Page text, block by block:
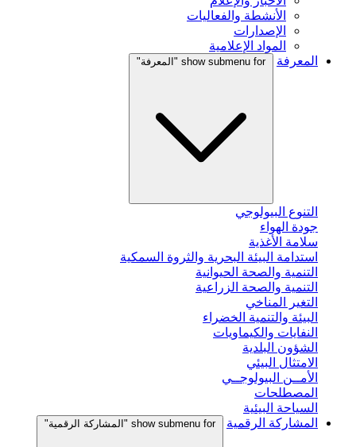
الأنشطة والفعاليات
الإصدارات
المواد الإعلامية
المعرفة
show submenu for "المعرفة"
التنوع البيولوجي
جودة الهواء
سلامة الأغذية
استدامة البيئة البحرية والثروة السمكية
التنمية والصحة الحيوانية
التنمية والصحة الزراعية
التغير المناخي
البيئة والتنمية الخضراء
النفايات والكيماويات
الشؤون البلدية
الامتثال البيئي
الأمــن البيولوجــي
المصطلحات
السياحة البيئية
المشاركة الرقمية
show submenu for "المشاركة الرقمية"